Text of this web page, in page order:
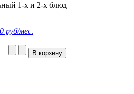
1-х и 2-х блюд
руб/мес.